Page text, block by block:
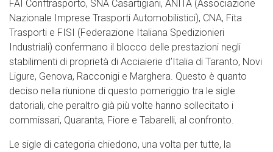
FAI Conftrasporto, SNA Casartigiani, ANITA (Associazione
Nazionale Imprese Trasporti Automobilistici), CNA, Fita
Trasporti e FISI (Federazione Italiana Spedizionieri
Industriali) confermano il blocco delle prestazioni negli
stabilimenti di proprietà di Acciaierie d’Italia di Taranto, Novi
Ligure, Genova, Racconigi e Marghera. Questo è quanto
deciso nella riunione di questo pomeriggio tra le sigle
datoriali, che peraltro già più volte hanno sollecitato i
commissari, Quaranta, Fiore e Tabarelli, al confronto.
Le sigle di categoria chiedono, una volta per tutte, la